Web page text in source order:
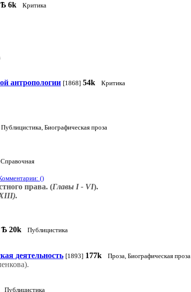
Ѣ 6k Критика
антропологии [1868] 54k Критика
Публицистика, Биографическая проза
Справочная
()
права. (Главы I - VI).
Ѣ 20k Публицистика
деятельность [1893] 177k Проза, Биографическая проза
Публицистика